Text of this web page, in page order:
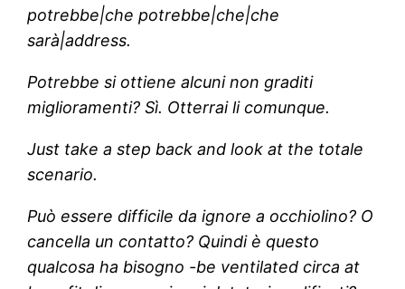
potrebbe|che potrebbe|che|che
sarà|address.
Potrebbe si ottiene alcuni non graditi
miglioramenti? Sì. Otterrai li comunque.
Just take a step back and look at the totale
scenario.
Può essere difficile da ignore a occhiolino? O
cancella un contatto? Quindi è questo
qualcosa ha bisogno -be ventilated circa at